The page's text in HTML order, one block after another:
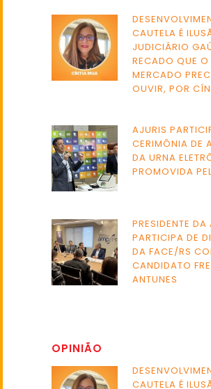
CAUTELA É
JUDICIÁRIO
RECADO QUE O
MERCADO
OUVIR, POR
AJURIS
CERIMÔNIA DE
DA URNA
PROMOVIDA
PRESIDENTE DA
PARTICIPA DE
DA FACE/RS
CANDIDATO
ANTUNES
OPINIÃO
CAUTELA É